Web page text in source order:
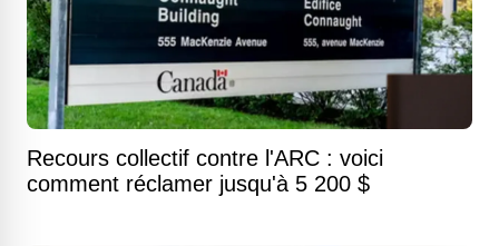
Recours collectif contre l'ARC : voici
comment réclamer jusqu'à 5 200 $